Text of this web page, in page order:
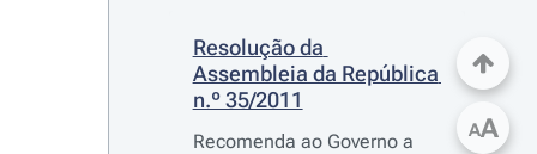
Resolução da
Assembleia da República
n.º 35/2011
Recomenda ao Governo a
AA